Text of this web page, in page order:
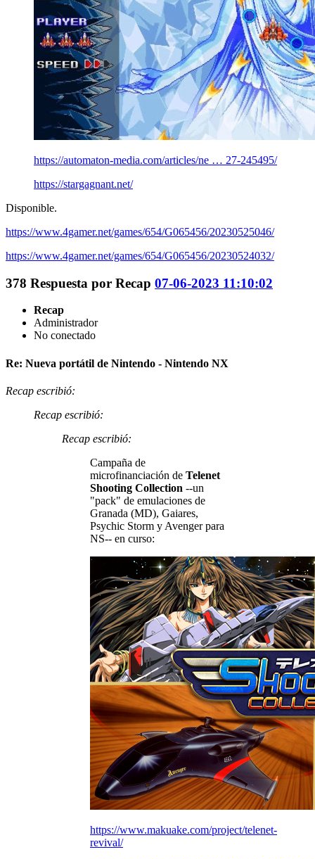
https://automaton-media.com/articles/ne … 27-245495/
https://stargagnant.net/
Disponible.
https://www.4gamer.net/games/654/G065456/20230525046/
https://www.4gamer.net/games/654/G065456/20230524032/
378 Respuesta por Recap 07-06-2023 11:10:02
Recap
Administrador
No conectado
Re: Nueva portátil de Nintendo - Nintendo NX
Recap escribió:
Recap escribió:
Recap escribió:
Campaña de
microfinanciación de Telenet
Shooting Collection --un
"pack" de emulaciones de
Granada (MD), Gaiares,
Psychic Storm y Avenger para
NS-- en curso:
https://www.makuake.com/project/telenet-
revival/